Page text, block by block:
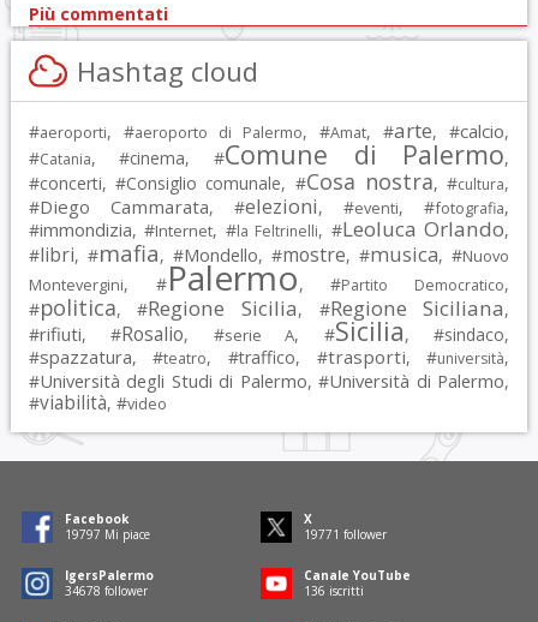
Più commentati
Hashtag cloud
#aeroporti, #aeroporto di Palermo, #Amat, #arte, #calcio,
#Catania, #cinema, #Comune di Palermo,
#concerti, #Consiglio comunale, #Cosa nostra, #cultura,
#Diego Cammarata, #elezioni, #eventi, #fotografia,
#immondizia, #Internet, #la Feltrinelli, #Leoluca Orlando,
#libri, #mafia, #Mondello, #mostre, #musica, #Nuovo
Montevergini, #Palermo, #Partito Democratico,
#politica, #Regione Sicilia, #Regione Siciliana,
#rifiuti, #Rosalio, #serie A, #Sicilia, #sindaco,
#spazzatura, #teatro, #traffico, #trasporti, #università,
#Università degli Studi di Palermo, #Università di Palermo,
#viabilità, #video
Facebook
19797 Mi piace
X
19771 follower
IgersPalermo
34678 follower
Canale YouTube
136 iscritti